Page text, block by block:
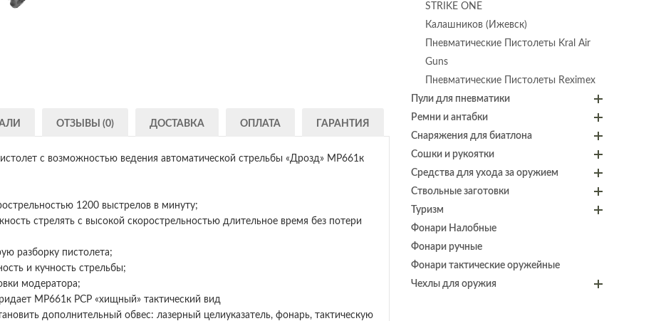
ОТЗЫВЫ (0) ДОСТАВКА ОПЛАТА ГАРАНТИЯ
с возможностью ведения автоматической стрельбы «Дрозд» МР661к
1200 выстрелов в минуту;
стрелять с высокой скорострельностью длительное время без потери
разборку пистолета;
и кучность стрельбы;
модератора;
МР661к PCP «хищный» тактический вид
дополнительный обвес: лазерный целиуказатель, фонарь, тактическую
STRIKE ONE
Калашников (Ижевск)
Пневматические Пистолеты Kral Air
Guns
Пневматические Пистолеты Reximex
Пули для пневматики
Ремни и антабки
Снаряжения для биатлона
Сошки и рукоятки
Средства для ухода за оружием
Ствольные заготовки
Туризм
Фонари Налобные
Фонари ручные
Фонари тактические оружейные
Чехлы для оружия